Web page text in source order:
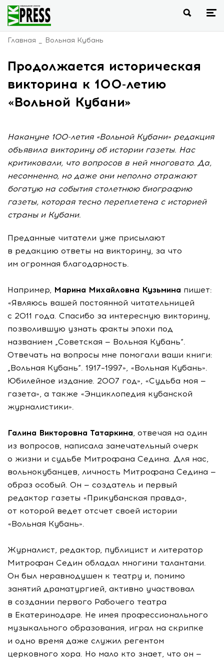
Главная Вольная Кубань
Продолжается историческая
викторина к 100-летию
«Вольной Кубани»
Накануне 100-летия «Вольной Кубани» редакция
объявила викторину об истории газеты. Нас
критиковали, что вопросов в ней многовато. Да,
несомненно, но даже они неполно отражают
богатую на события столетнюю биографию
газеты, которая тесно переплетена с историей
страны и Кубани.
Преданные читатели уже присылают
в редакцию ответы на викторину, за что
им огромная благодарность.
Например, Марина Михайловна Кузьмина пишет:
«Являюсь вашей постоянной читательницей
с 2011 года. Спасибо за интересную викторину,
позволившую узнать факты эпохи под
названием „Советская — Вольная Кубань“.
Отвечать на вопросы мне помогали ваши книги:
„Вольная Кубань“. 1917–1997», «Вольная Кубань».
Юбилейное издание. 2007 год», «Судьба моя —
газета», а также «Энциклопедия кубанской
журналистики».
Галина Викторовна Татаркина, отвечая на один
из вопросов, написала замечательный очерк
о жизни и судьбе Митрофана Седина. Для нас,
вольнокубанцев, личность Митрофана Седина —
образ особый. Он — создатель и первый
редактор газеты «Прикубанская правда»,
от которой ведет отсчет своей истории
«Вольная Кубань».
Журналист, редактор, публицист и литератор
Митрофан Седин обладал многими талантами.
Он был неравнодушен к театру и, помимо
занятий драматургией, активно участвовал
в создании первого Рабочего театра
в Екатеринодаре. Не имея профессионального
музыкального образования, играл на скрипке
и одно время даже служил регентом
церковного хора. Но мало кто знает, что он —